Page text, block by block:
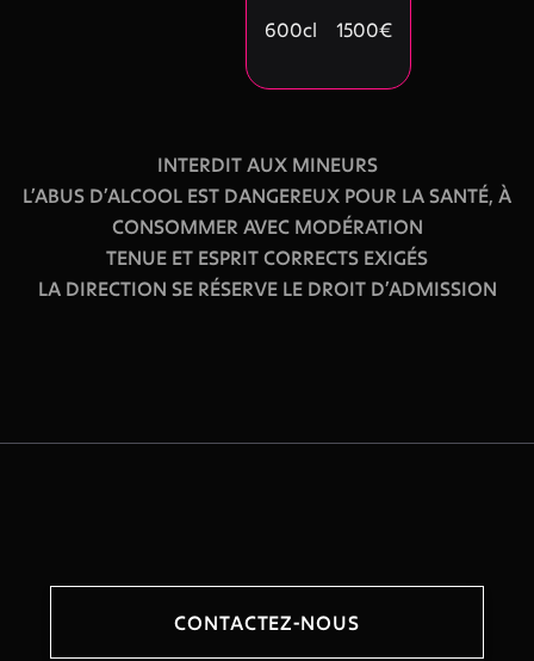
600cl
1500€
INTERDIT AUX MINEURS
L’ABUS D’ALCOOL EST DANGEREUX POUR LA SANTÉ, À
CONSOMMER AVEC MODÉRATION
TENUE ET ESPRIT CORRECTS EXIGÉS
LA DIRECTION SE RÉSERVE LE DROIT D’ADMISSION
CONTACTEZ-NOUS